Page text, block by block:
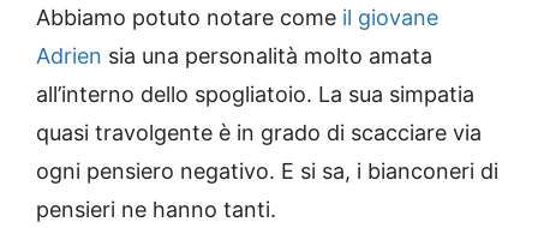
Abbiamo potuto notare come il giovane
Adrien sia una personalità molto amata
all’interno dello spogliatoio. La sua simpatia
quasi travolgente è in grado di scacciare via
ogni pensiero negativo. E si sa, i bianconeri di
pensieri ne hanno tanti.